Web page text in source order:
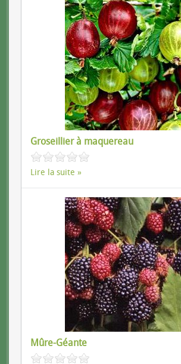
Groseillier à maquereau
Lire la suite
Mûre-Géante